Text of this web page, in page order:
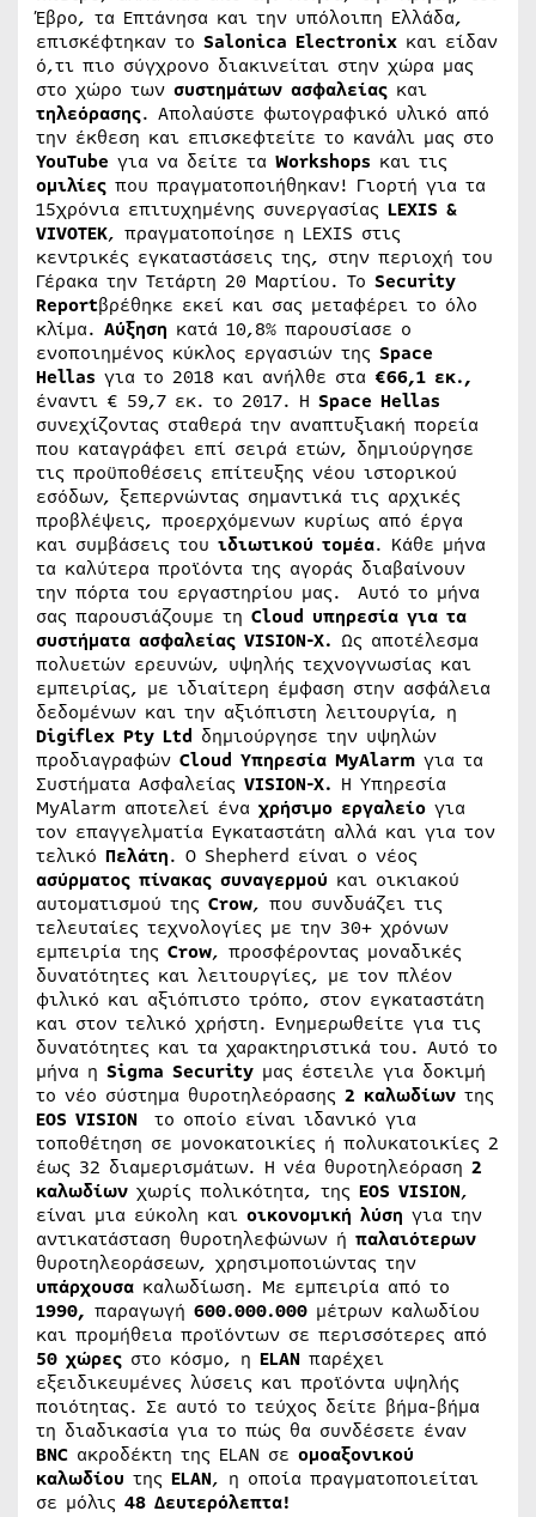
Έβρο, τα Επτάνησα και την υπόλοιπη Ελλάδα,
επισκέφτηκαν το Salonica Electronix και είδαν
ό,τι πιο σύγχρονο διακινείται στην χώρα μας
στο χώρο των συστημάτων ασφαλείας και
τηλεόρασης. Απολαύστε φωτογραφικό υλικό από
την έκθεση και επισκεφτείτε το κανάλι μας στο
YouTube για να δείτε τα Workshops και τις
ομιλίες που πραγματοποιήθηκαν! Γιορτή για τα
15χρόνια επιτυχημένης συνεργασίας LEXIS &
VIVOTEK, πραγματοποίησε η LEXIS στις
κεντρικές εγκαταστάσεις της, στην περιοχή του
Γέρακα την Τετάρτη 20 Μαρτίου. Το Security
Reportβρέθηκε εκεί και σας μεταφέρει το όλο
κλίμα. Αύξηση κατά 10,8% παρουσίασε ο
ενοποιημένος κύκλος εργασιών της Space
Hellas για το 2018 και ανήλθε στα €66,1 εκ.,
έναντι € 59,7 εκ. το 2017. H Space Hellas
συνεχίζοντας σταθερά την αναπτυξιακή πορεία
που καταγράφει επί σειρά ετών, δημιούργησε
τις προϋποθέσεις επίτευξης νέου ιστορικού
εσόδων, ξεπερνώντας σημαντικά τις αρχικές
προβλέψεις, προερχόμενων κυρίως από έργα
και συμβάσεις του ιδιωτικού τομέα. Κάθε μήνα
τα καλύτερα προϊόντα της αγοράς διαβαίνουν
την πόρτα του εργαστηρίου μας. Αυτό το μήνα
σας παρουσιάζουμε τη Cloud υπηρεσία για τα
συστήματα ασφαλείας VISION-X. Ως αποτέλεσμα
πολυετών ερευνών, υψηλής τεχνογνωσίας και
εμπειρίας, με ιδιαίτερη έμφαση στην ασφάλεια
δεδομένων και την αξιόπιστη λειτουργία, η
Digiflex Pty Ltd δημιούργησε την υψηλών
προδιαγραφών Cloud Υπηρεσία MyAlarm για τα
Συστήματα Ασφαλείας VISION-X. H Υπηρεσία
MyAlarm αποτελεί ένα χρήσιμο εργαλείο για
τον επαγγελματία Εγκαταστάτη αλλά και για τον
τελικό Πελάτη. Ο Shepherd είναι ο νέος
ασύρματος πίνακας συναγερμού και οικιακού
αυτοματισμού της Crow, που συνδυάζει τις
τελευταίες τεχνολογίες με την 30+ χρόνων
εμπειρία της Crow, προσφέροντας μοναδικές
δυνατότητες και λειτουργίες, με τον πλέον
φιλικό και αξιόπιστο τρόπο, στον εγκαταστάτη
και στον τελικό χρήστη. Ενημερωθείτε για τις
δυνατότητες και τα χαρακτηριστικά του. Αυτό το
μήνα η Sigma Security μας έστειλε για δοκιμή
το νέο σύστημα θυροτηλεόρασης 2 καλωδίων της
EOS VISION το οποίο είναι ιδανικό για
τοποθέτηση σε μονοκατοικίες ή πολυκατοικίες 2
έως 32 διαμερισμάτων. Η νέα θυροτηλεόραση 2
καλωδίων χωρίς πολικότητα, της EOS VISION,
είναι μια εύκολη και οικονομική λύση για την
αντικατάσταση θυροτηλεφώνων ή παλαιότερων
θυροτηλεοράσεων, χρησιμοποιώντας την
υπάρχουσα καλωδίωση. Με εμπειρία από το
1990, παραγωγή 600.000.000 μέτρων καλωδίου
και προμήθεια προϊόντων σε περισσότερες από
50 χώρες στο κόσμο, η ELAN παρέχει
εξειδικευμένες λύσεις και προϊόντα υψηλής
ποιότητας. Σε αυτό το τεύχος δείτε βήμα-βήμα
τη διαδικασία για το πώς θα συνδέσετε έναν
BNC ακροδέκτη της ELAN σε ομοαξονικού
καλωδίου της ELAN, η οποία πραγματοποιείται
σε μόλις 48 Δευτερόλεπτα!